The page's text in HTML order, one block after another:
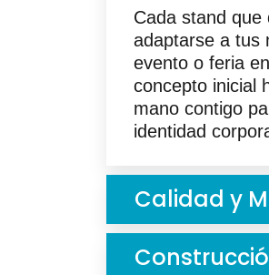
Cada stand que
adaptarse a tus
evento o feria
concepto inicial
mano contigo
identidad
Calidad y